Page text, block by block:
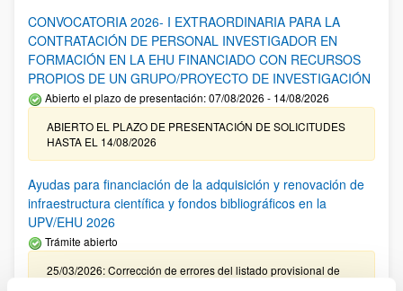
CONVOCATORIA 2026- I EXTRAORDINARIA PARA LA
CONTRATACIÓN DE PERSONAL INVESTIGADOR EN
FORMACIÓN EN LA EHU FINANCIADO CON RECURSOS
PROPIOS DE UN GRUPO/PROYECTO DE INVESTIGACIÓN
Abierto el plazo de presentación: 07/08/2026 - 14/08/2026
ABIERTO EL PLAZO DE PRESENTACIÓN DE SOLICITUDES
HASTA EL 14/08/2026
Ayudas para financiación de la adquisición y renovación de
infraestructura científica y fondos bibliográficos en la
UPV/EHU 2026
Trámite abierto
25/03/2026: Corrección de errores del listado provisional de